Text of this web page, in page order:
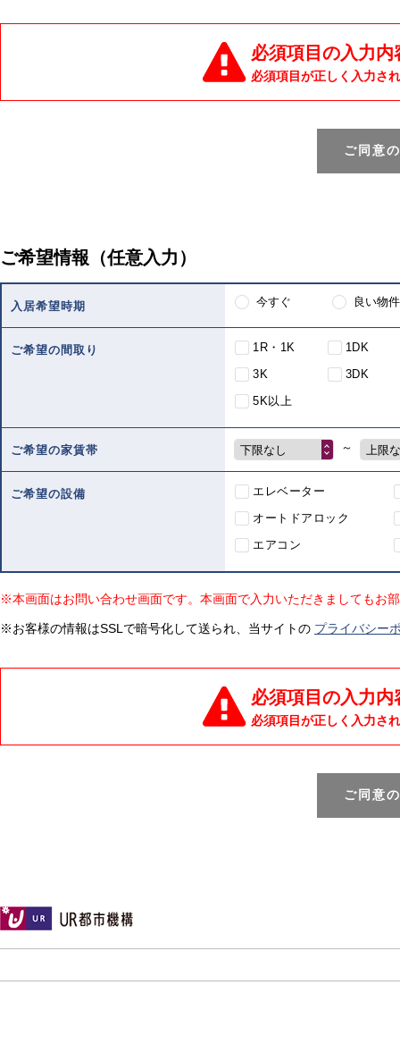
必須項目の入力
必須項目が正しく入力さ
ご同意
ご希望情報（任意入力）
入居希望時期 今すぐ 良い物
ご希望の間取り 1R・1K
1DK
3K
3DK
5K以上
ご希望の家賃帯 下限なし ～ 上限
ご希望の設備
エレベーター
オートドアロック
エアコン
※本画面はお問い合わせ画面です。本画面で入力いただきましてもお
※お客様の情報はSSLで暗号化して送られ、当サイトの プライバシー
必須項目の入力
必須項目が正しく入力さ
ご同意